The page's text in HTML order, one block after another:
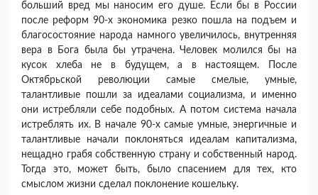
больший вред мы наносим его душе. Если бы в России
после реформ 90-х эконо­мика резко пошла на подъем и
благосостояние на­рода намного увеличилось, внутренняя
вера в Бога была бы утрачена. Человек молился бы на
кусок хлеба не в будущем, а в настоящем. После
Октябрьской революции самые смелые, умные,
талантливые пошли за идеалами социализма, и именно
они истребляли себе подобных. А потом система начала
истреблять их. В начале 90-х са­мые умные, энергичные и
талантливые начали по­клоняться идеалам капитализма,
нещадно грабя собственную страну и собственный народ.
Тогда это, может быть, было спасением для тех, кто
смыслом жизни сделал поклонение кошельку.